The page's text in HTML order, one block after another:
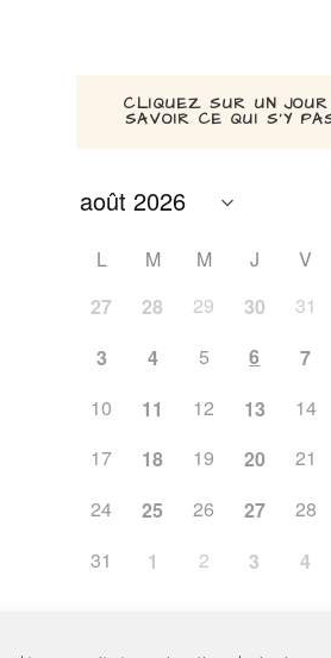
CLIQUEZ SUR UN
SAVOIR CE QUI S’Y
L M M J V
27
28 29 30 31
3
4 5 6 7
10
11 12 13 14
17
18 19 20 21
24
25 26 27 28
31
1 2 3 4